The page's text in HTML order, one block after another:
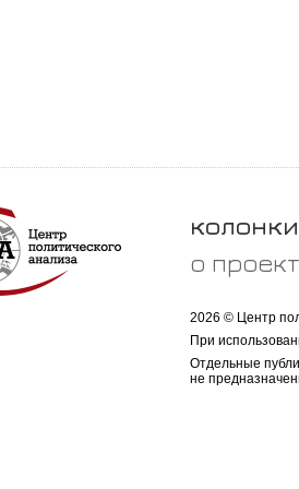
колонки
о
2026 © Центр
При
Отдельные
не